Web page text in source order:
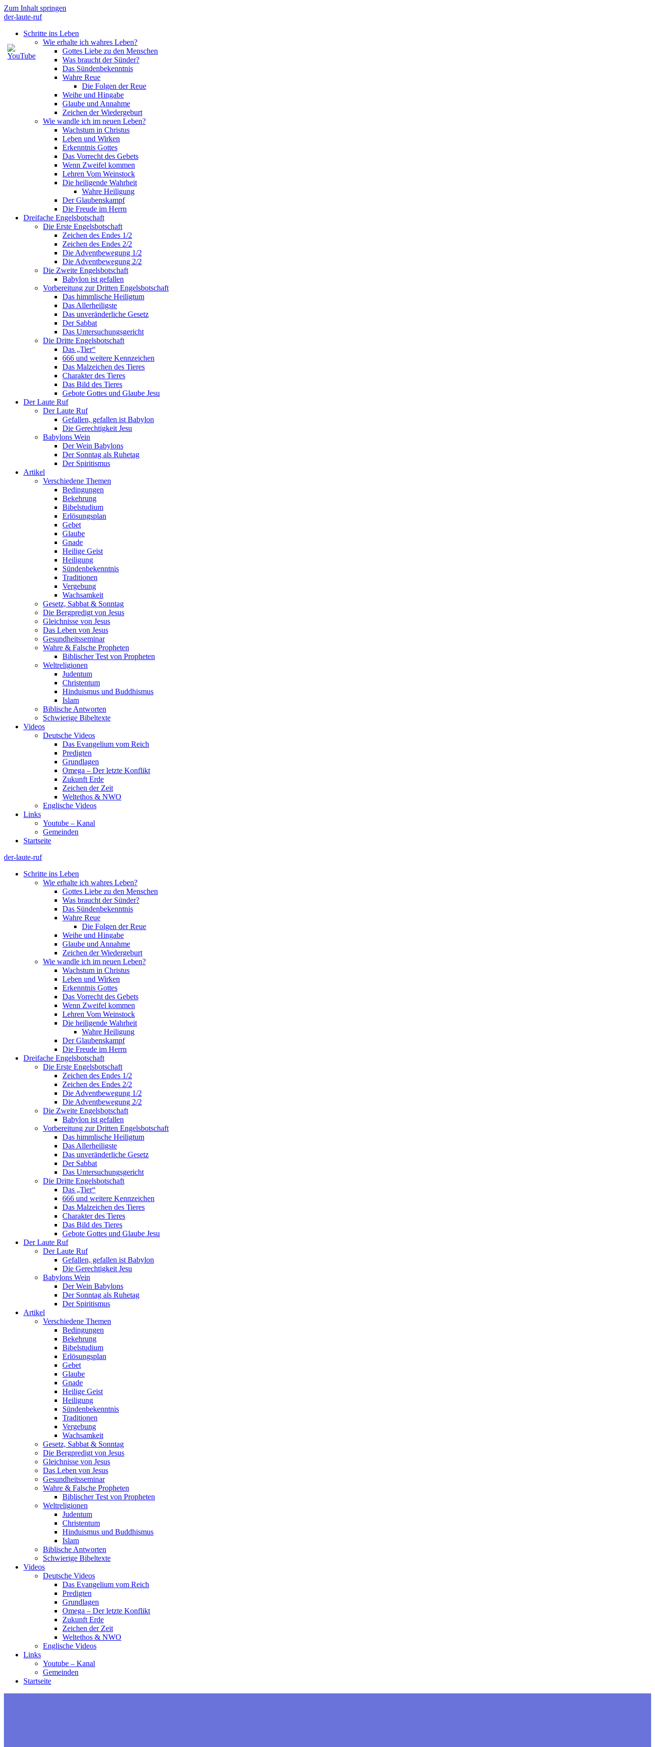
Zum Inhalt springen
der-laute-ruf
Schritte ins Leben
Wie erhalte ich wahres Leben?
Gottes Liebe zu den Menschen
Was braucht der Sünder?
Das Sündenbekenntnis
Wahre Reue
Die Folgen der Reue
Weihe und Hingabe
Glaube und Annahme
Zeichen der Wiedergeburt
Wie wandle ich im neuen Leben?
Wachstum in Christus
Leben und Wirken
Erkenntnis Gottes
Das Vorrecht des Gebets
Wenn Zweifel kommen
Lehren Vom Weinstock
Die heiligende Wahrheit
Wahre Heiligung
Der Glaubenskampf
Die Freude im Herrn
Dreifache Engelsbotschaft
Die Erste Engelsbotschaft
Zeichen des Endes 1/2
Zeichen des Endes 2/2
Die Adventbewegung 1/2
Die Adventbewegung 2/2
Die Zweite Engelsbotschaft
Babylon ist gefallen
Vorbereitung zur Dritten Engelsbotschaft
Das himmlische Heiligtum
Das Allerheiligste
Das unveränderliche Gesetz
Der Sabbat
Das Untersuchungsgericht
Die Dritte Engelsbotschaft
Das „Tier“
666 und weitere Kennzeichen
Das Malzeichen des Tieres
Charakter des Tieres
Das Bild des Tieres
Gebote Gottes und Glaube Jesu
Der Laute Ruf
Der Laute Ruf
Gefallen, gefallen ist Babylon
Die Gerechtigkeit Jesu
Babylons Wein
Der Wein Babylons
Der Sonntag als Ruhetag
Der Spiritismus
Artikel
Verschiedene Themen
Bedingungen
Bekehrung
Bibelstudium
Erlösungsplan
Gebet
Glaube
Gnade
Heilige Geist
Heiligung
Sündenbekenntnis
Traditionen
Vergebung
Wachsamkeit
Gesetz, Sabbat & Sonntag
Die Bergpredigt von Jesus
Gleichnisse von Jesus
Das Leben von Jesus
Gesundheitsseminar
Wahre & Falsche Propheten
Biblischer Test von Propheten
Weltreligionen
Judentum
Christentum
Hinduismus und Buddhismus
Islam
Biblische Antworten
Schwierige Bibeltexte
Videos
Deutsche Videos
Das Evangelium vom Reich
Predigten
Grundlagen
Omega – Der letzte Konflikt
Zukunft Erde
Zeichen der Zeit
Weltethos & NWO
Englische Videos
Links
Youtube – Kanal
Gemeinden
Startseite
der-laute-ruf
Schritte ins Leben
Wie erhalte ich wahres Leben?
Gottes Liebe zu den Menschen
Was braucht der Sünder?
Das Sündenbekenntnis
Wahre Reue
Die Folgen der Reue
Weihe und Hingabe
Glaube und Annahme
Zeichen der Wiedergeburt
Wie wandle ich im neuen Leben?
Wachstum in Christus
Leben und Wirken
Erkenntnis Gottes
Das Vorrecht des Gebets
Wenn Zweifel kommen
Lehren Vom Weinstock
Die heiligende Wahrheit
Wahre Heiligung
Der Glaubenskampf
Die Freude im Herrn
Dreifache Engelsbotschaft
Die Erste Engelsbotschaft
Zeichen des Endes 1/2
Zeichen des Endes 2/2
Die Adventbewegung 1/2
Die Adventbewegung 2/2
Die Zweite Engelsbotschaft
Babylon ist gefallen
Vorbereitung zur Dritten Engelsbotschaft
Das himmlische Heiligtum
Das Allerheiligste
Das unveränderliche Gesetz
Der Sabbat
Das Untersuchungsgericht
Die Dritte Engelsbotschaft
Das „Tier“
666 und weitere Kennzeichen
Das Malzeichen des Tieres
Charakter des Tieres
Das Bild des Tieres
Gebote Gottes und Glaube Jesu
Der Laute Ruf
Der Laute Ruf
Gefallen, gefallen ist Babylon
Die Gerechtigkeit Jesu
Babylons Wein
Der Wein Babylons
Der Sonntag als Ruhetag
Der Spiritismus
Artikel
Verschiedene Themen
Bedingungen
Bekehrung
Bibelstudium
Erlösungsplan
Gebet
Glaube
Gnade
Heilige Geist
Heiligung
Sündenbekenntnis
Traditionen
Vergebung
Wachsamkeit
Gesetz, Sabbat & Sonntag
Die Bergpredigt von Jesus
Gleichnisse von Jesus
Das Leben von Jesus
Gesundheitsseminar
Wahre & Falsche Propheten
Biblischer Test von Propheten
Weltreligionen
Judentum
Christentum
Hinduismus und Buddhismus
Islam
Biblische Antworten
Schwierige Bibeltexte
Videos
Deutsche Videos
Das Evangelium vom Reich
Predigten
Grundlagen
Omega – Der letzte Konflikt
Zukunft Erde
Zeichen der Zeit
Weltethos & NWO
Englische Videos
Links
Youtube – Kanal
Gemeinden
Startseite